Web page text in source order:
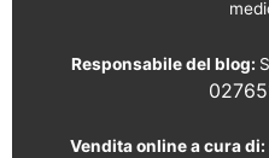
Responsabile del blog:
Vendita online a cura di: